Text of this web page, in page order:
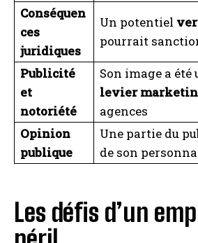
Conséquen
ces
juridiques
Un potentiel
pourrait
Publicité
et
notoriété
Son image a
levier
agences
Opinion
publique
Une partie du
de son
Les défis d’un